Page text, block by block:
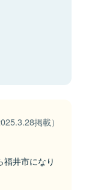
掲載）
井市になり